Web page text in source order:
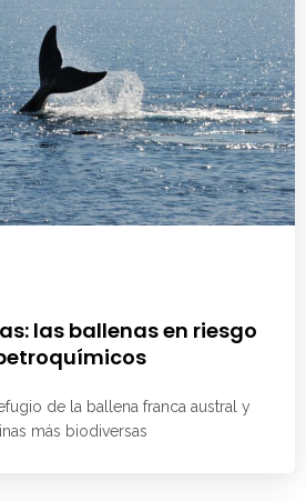
las ballenas en riesgo
de la ballena franca austral y
más biodiversas